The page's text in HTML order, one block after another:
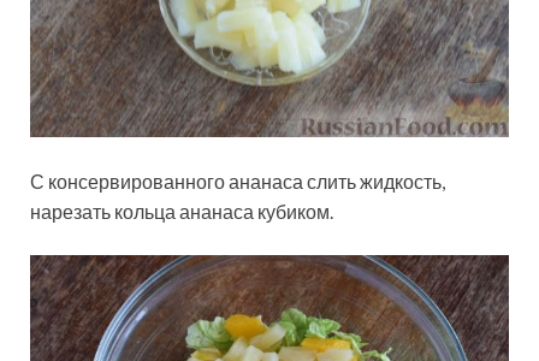
С консервированного ананаса слить жидкость,
нарезать кольца ананаса кубиком.